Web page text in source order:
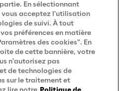
En sélectionnant
vous acceptez l'utilisation
de suivi. À tout
préférences en matière
des cookies". En
de cette bannière, votre
n'autorisez pas
de technologies de
sur le traitement et